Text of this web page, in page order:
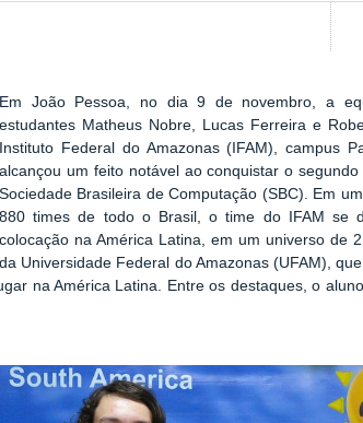
Em João Pessoa, no dia 9 de novembro, a
estudantes Matheus Nobre, Lucas Ferreira e
Instituto Federal do Amazonas (IFAM), campus
alcançou um feito notável ao conquistar o
Sociedade Brasileira de Computação (SBC). Em
880 times de todo o Brasil, o time do IFAM se
colocação na América Latina, em um universo de
da Universidade Federal do Amazonas (UFAM),
na América Latina. Entre os destaques, o